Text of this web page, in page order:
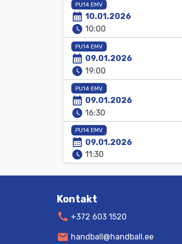
PU14 EMV
calendar_month 10.01.2026
watch_later 10:00
PU14 EMV
calendar_month 09.01.2026
watch_later 19:00
PU14 EMV
calendar_month 09.01.2026
watch_later 16:30
PU14 EMV
calendar_month 09.01.2026
watch_later 11:30
Kontakt
call +372 603 1520
mail handball@handball.ee